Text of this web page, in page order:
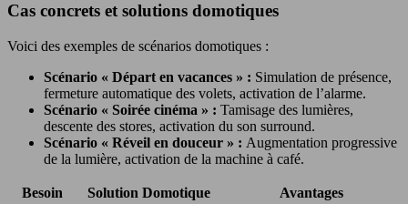
Cas concrets et solutions domotiques
Voici des exemples de scénarios domotiques :
Scénario « Départ en vacances » : Simulation de présence,
fermeture automatique des volets, activation de l’alarme.
Scénario « Soirée cinéma » : Tamisage des lumières,
descente des stores, activation du son surround.
Scénario « Réveil en douceur » : Augmentation progressive
de la lumière, activation de la machine à café.
Besoin Solution Domotique Avantages